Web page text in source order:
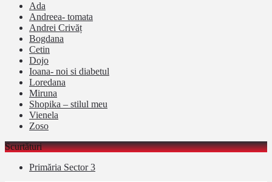
Ada
Andreea- tomata
Andrei Crivăț
Bogdana
Cetin
Dojo
Ioana- noi si diabetul
Loredana
Miruna
Shopika – stilul meu
Vienela
Zoso
Scurtături
Primăria Sector 3